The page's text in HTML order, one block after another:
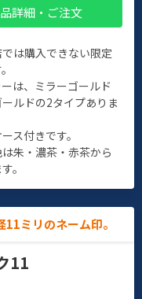
詳細・ご注文
は購入できない限定
は、ミラーゴールド
ルドの2タイプありま
ス付きです。
朱・濃茶・赤茶から
。
ミリのネーム印。
11